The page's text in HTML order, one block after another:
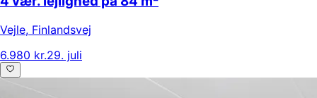
Vejle, Finlandsvej
6.980 kr.29. juli